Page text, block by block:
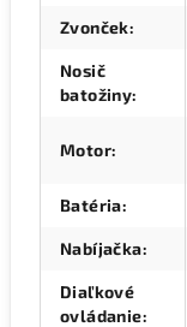
Zvonček:
Nosič
batožiny:
Motor:
Batéria:
Nabíjačka:
Diaľkové
ovládanie: